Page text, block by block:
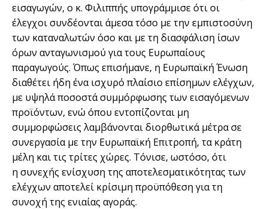
εισαγωγών, ο κ. Φιλιππής υπογράμμισε ότι οι
έλεγχοι συνδέονται άμεσα τόσο με την εμπιστοσύνη
των καταναλωτών όσο και με τη διασφάλιση ίσων
όρων ανταγωνισμού για τους Ευρωπαίους
παραγωγούς. Όπως επισήμανε, η Ευρωπαϊκή Ένωση
διαθέτει ήδη ένα ισχυρό πλαίσιο επίσημων ελέγχων,
με υψηλά ποσοστά συμμόρφωσης των εισαγόμενων
προϊόντων, ενώ όπου εντοπίζονται μη
συμμορφώσεις λαμβάνονται διορθωτικά μέτρα σε
συνεργασία με την Ευρωπαϊκή Επιτροπή, τα κράτη
μέλη και τις τρίτες χώρες. Τόνισε, ωστόσο, ότι
η συνεχής ενίσχυση της αποτελεσματικότητας των
ελέγχων αποτελεί κρίσιμη προϋπόθεση για τη
συνοχή της ενιαίας αγοράς.